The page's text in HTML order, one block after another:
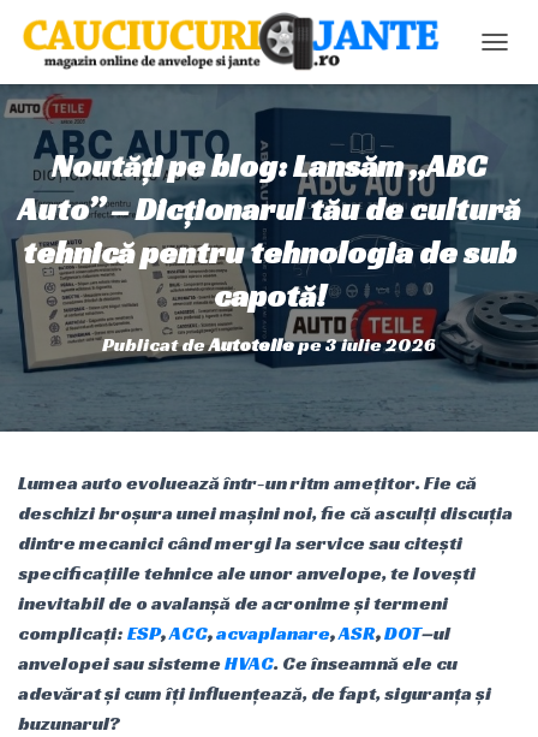
O
A
V
I
G
A
R
E
A
Noutăți pe blog: Lansăm „ABC
Auto” – Dicționarul tău de cultură
tehnică pentru tehnologia de sub
capotă!
Publicat deAutoteilepe3 iulie 2026
Lumea auto evoluează într-un ritm amețitor. Fie că
deschizi broșura unei mașini noi, fie că asculți discuția
dintre mecanici când mergi la service sau citești
specificațiile tehnice ale unor anvelope, te lovești
inevitabil de o avalanșă de acronime și termeni
complicați:ESP,ACC,acvaplanare,ASR,DOT–ul
anvelopei sau sistemeHVAC. Ce înseamnă ele cu
adevărat și cum îți influențează, de fapt, siguranța și
buzunarul?